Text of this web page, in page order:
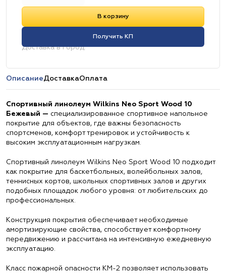
В корзину
Получить КП
Доставка в город:
ОписаниеДоставкаОплата
Спортивный линолеум Wilkins Neo Sport Wood 10
Бежевый — специализированное спортивное напольное
покрытие для объектов, где важны безопасность
спортсменов, комфорт тренировок и устойчивость к
высоким эксплуатационным нагрузкам.
Спортивный линолеум Wilkins Neo Sport Wood 10 подходит
как покрытие для баскетбольных, волейбольных залов,
теннисных кортов, школьных спортивных залов и других
подобных площадок любого уровня: от любительских до
профессиональных.
Конструкция покрытия обеспечивает необходимые
амортизирующие свойства, способствует комфортному
передвижению и рассчитана на интенсивную ежедневную
эксплуатацию.
Класс пожарной опасности КМ-2 позволяет использовать